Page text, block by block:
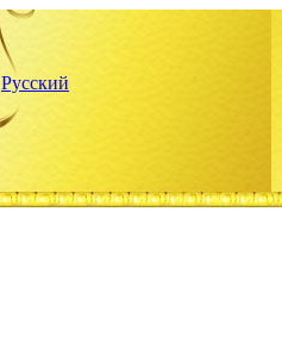
Русский